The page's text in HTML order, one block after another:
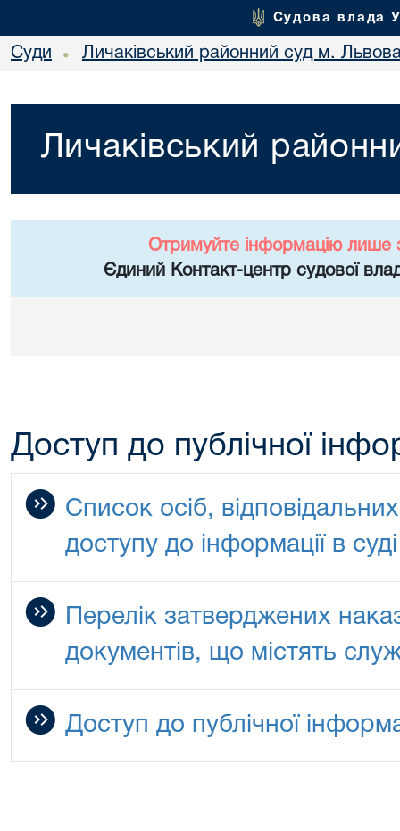
Судова влада
Суди • Личаківський районний суд м.
Личаківський
Отримуйте інформацію лише
Єдиний Контакт-центр судової
Доступ до публічної
Список осіб,
доступу до інформації в суді
Перелік затверджених
документів, що містять
Доступ до публічної